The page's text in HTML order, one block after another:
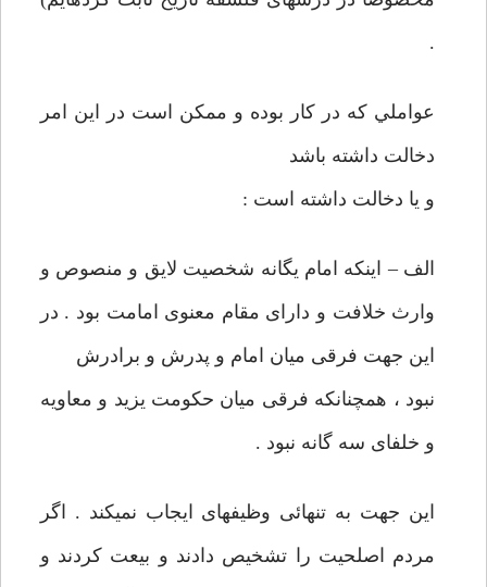
.
عواملي كه در كار بوده و ممكن است در اين امر
دخالت داشته باشد
و يا دخالت داشته است :
الف – اينكه امام يگانه شخصيت لايق و منصوص و
وارث خلافت و دارای‏ مقام معنوی امامت بود . در
اين جهت فرقی ميان امام و پدرش و برادرش
نبود ، همچنانكه فرقی ميان حكومت يزيد و معاويه
و خلفای سه گانه نبود .
اين جهت به تنهائی وظيفه‏ای ايجاب نمی‏كند . اگر
مردم اصلحيت را تشخيص دادند و بيعت كردند و